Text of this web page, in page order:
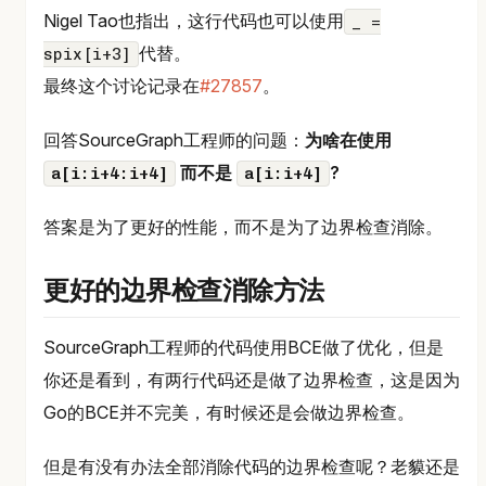
Nigel Tao也指出，这行代码也可以使用
_ =
spix[i+3] 代替。
最终这个讨论记录在#27857。
回答SourceGraph工程师的问题： 为啥在使用
a[i:i+4:i+4] 而不是 a[i:i+4] ?
答案是为了更好的性能，而不是为了边界检查消除。
更好的边界检查消除方法
SourceGraph工程师的代码使用BCE做了优化，但是
你还是看到，有两行代码还是做了边界检查，这是因为
Go的BCE并不完美，有时候还是会做边界检查。
但是有没有办法全部消除代码的边界检查呢？老貘还是